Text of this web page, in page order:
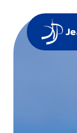
Panneau de gestion